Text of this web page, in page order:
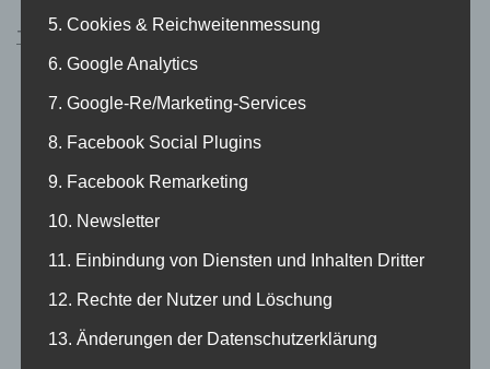
Tagesordnung zur Mitgliederversammlung 2024
Begrüßung durch den 1. Vorsitzenden
Feststellung der Anzahl der anwesenden
stimmberechtigten Vereinsmitglieder
Feststellung der Beschlussfähigkeit
Genehmigung der Tagesordnung
Genehmigung des Protokolls der letzten
Mitgliederversammlung
Bericht des 1. Vorsitzenden mit Jahresrückblick
5. Cookies & Reichweitenmessung
6. Google Analytics
7. Google-Re/Marketing-Services
8. Facebook Social Plugins
9. Facebook Remarketing
10. Newsletter
11. Einbindung von Diensten und Inhalten Dritter
12. Rechte der Nutzer und Löschung
13. Änderungen der Datenschutzerklärung